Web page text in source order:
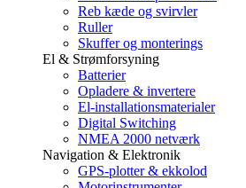
Reb kæde og svirvler
Ruller
Skuffer og monterings
El & Strømforsyning
Batterier
Opladere & invertere
El-installationsmaterialer
Digital Switching
NMEA 2000 netværk
Navigation & Elektronik
GPS-plotter & ekkolod